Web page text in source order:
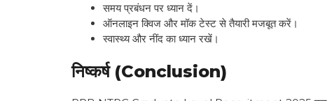
समय प्रबंधन पर ध्यान दें।
ऑनलाइन क्विज और मॉक टेस्ट से तैयारी मजबूत करें।
स्वास्थ्य और नींद का ध्यान रखें।
निष्कर्ष (Conclusion)